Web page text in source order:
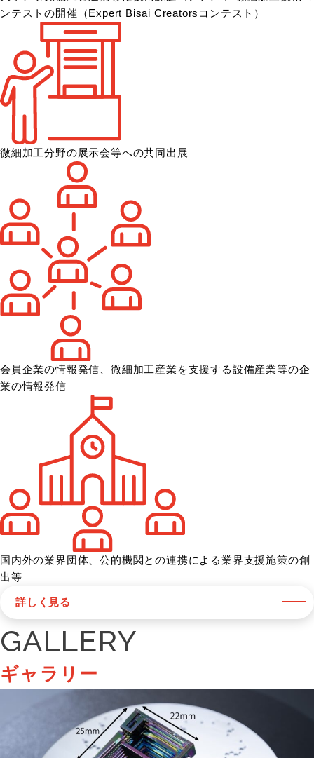
ンテストの開催 （Expert Bisai Creatorsコンテスト）
微細加工分野の展示会等への共同出展
会員企業の情報発信、微細加工産業を支援する設備産業等の企
業の情報発信
国内外の業界団体、公的機関との連携による業界支援施策の創
出等
詳しく見る
GALLERY
ギャラリー